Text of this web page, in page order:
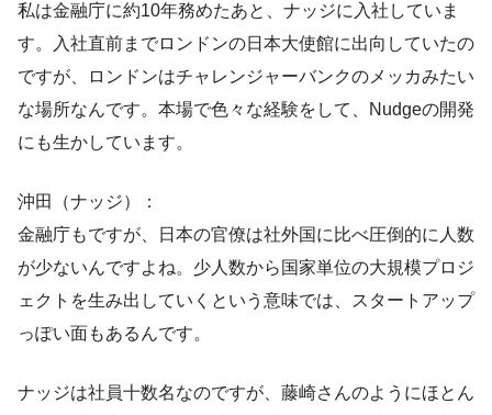
私は金融庁に約10年務めたあと、ナッジに入社していま
す。入社直前までロンドンの日本大使館に出向していたの
ですが、ロンドンはチャレンジャーバンクのメッカみたい
な場所なんです。本場で色々な経験をして、Nudgeの開発
にも生かしています。
沖田（ナッジ）：
金融庁もですが、日本の官僚は社外国に比べ圧倒的に人数
が少ないんですよね。少人数から国家単位の大規模プロジ
ェクトを生み出していくという意味では、スタートアップ
っぽい面もあるんです。
ナッジは社員十数名なのですが、藤崎さんのようにほとん